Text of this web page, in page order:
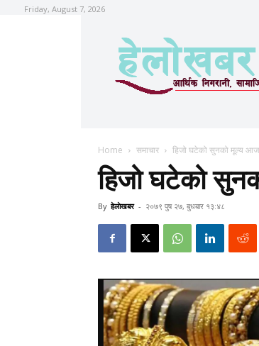
Friday, August 7, 2026
Home समाचार हिजो घटेको सुनको मूल्य आज
हिजो घटेको
By हेलाेखबर - २०७९ पुष २७, बुधबार १३:४८